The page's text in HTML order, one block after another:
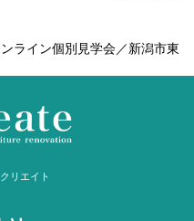
ライン個別見学会／新潟市東
リエイト